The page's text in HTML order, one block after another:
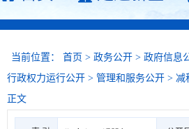
当前位置： 首页 > 政务公开 > 政府信息
行政权力运行公开 > 管理和服务公开 > 减
正文